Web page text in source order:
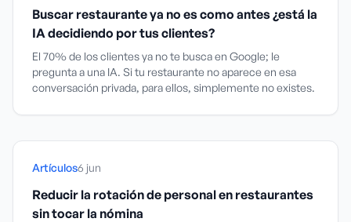
Buscar restaurante ya no es como antes ¿está la
IA decidiendo por tus clientes?
El 70% de los clientes ya no te busca en Google; le
pregunta a una IA. Si tu restaurante no aparece en esa
conversación privada, para ellos, simplemente no existes.
Artículos6 jun
Reducir la rotación de personal en restaurantes
sin tocar la nómina